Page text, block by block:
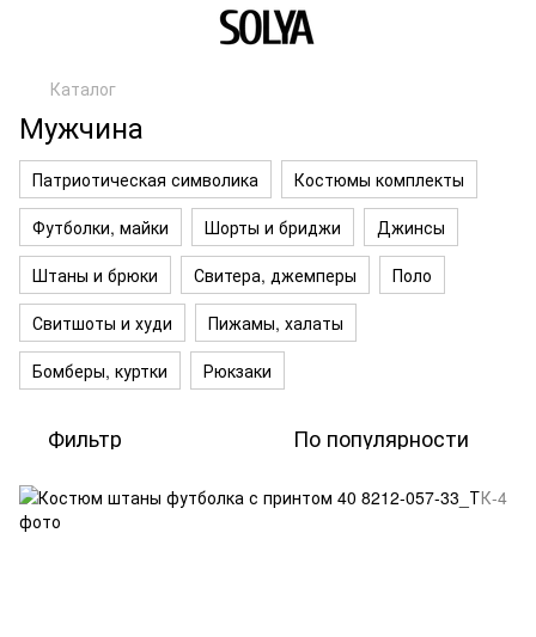
Каталог
Мужчина
Патриотическая символика
Костюмы комплекты
Футболки, майки
Шорты и бриджи
Джинсы
Штаны и брюки
Свитера, джемперы
Поло
Свитшоты и худи
Пижамы, халаты
Бомберы, куртки
Рюкзаки
Фильтр По популярности